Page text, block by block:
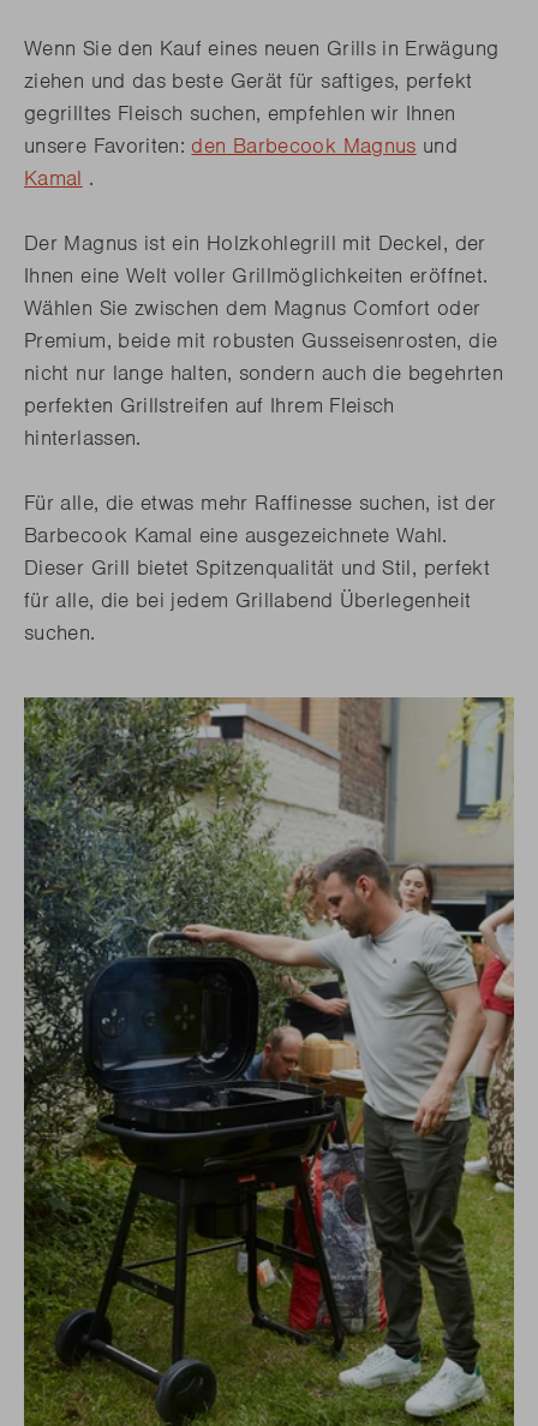
Wenn Sie den Kauf eines neuen Grills in Erwägung
ziehen und das beste Gerät für saftiges, perfekt
gegrilltes Fleisch suchen, empfehlen wir Ihnen
unsere Favoriten: den Barbecook Magnus und
Kamal .
Der Magnus ist ein Holzkohlegrill mit Deckel, der
Ihnen eine Welt voller Grillmöglichkeiten eröffnet.
Wählen Sie zwischen dem Magnus Comfort oder
Premium, beide mit robusten Gusseisenrosten, die
nicht nur lange halten, sondern auch die begehrten
perfekten Grillstreifen auf Ihrem Fleisch
hinterlassen.
Für alle, die etwas mehr Raffinesse suchen, ist der
Barbecook Kamal eine ausgezeichnete Wahl.
Dieser Grill bietet Spitzenqualität und Stil, perfekt
für alle, die bei jedem Grillabend Überlegenheit
suchen.